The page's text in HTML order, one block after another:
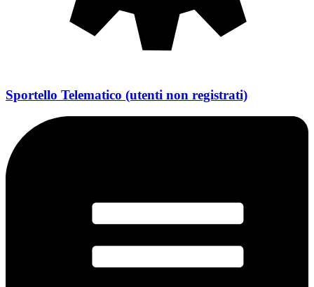
Sportello Telematico (utenti non registrati)